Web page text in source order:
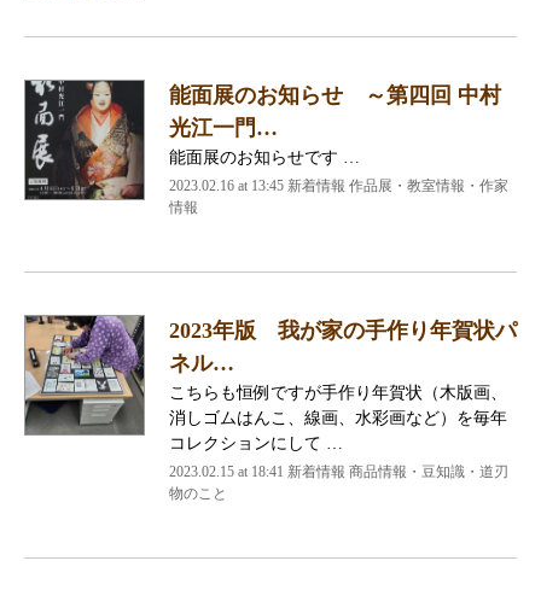
能面展のお知らせ ～第四回 中村
光江一門…
能面展のお知らせです …
2023.02.16 at 13:45 新着情報 作品展・教室情報・作家
情報
2023年版 我が家の手作り年賀状パ
ネル…
こちらも恒例ですが手作り年賀状（木版画、
消しゴムはんこ、線画、水彩画など）を毎年
コレクションにして …
2023.02.15 at 18:41 新着情報 商品情報・豆知識・道刃
物のこと